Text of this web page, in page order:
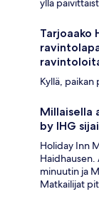
yllä
Tarjoaako
Kyllä, paikan
Millaisella
by IHG
Holiday Inn
Haidhausen.
minuutin ja
Matkailijat